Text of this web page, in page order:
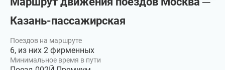
Казань-пассажирская
Поездов на маршруте
6, из них 2 фирменных
Минимальное время в пути